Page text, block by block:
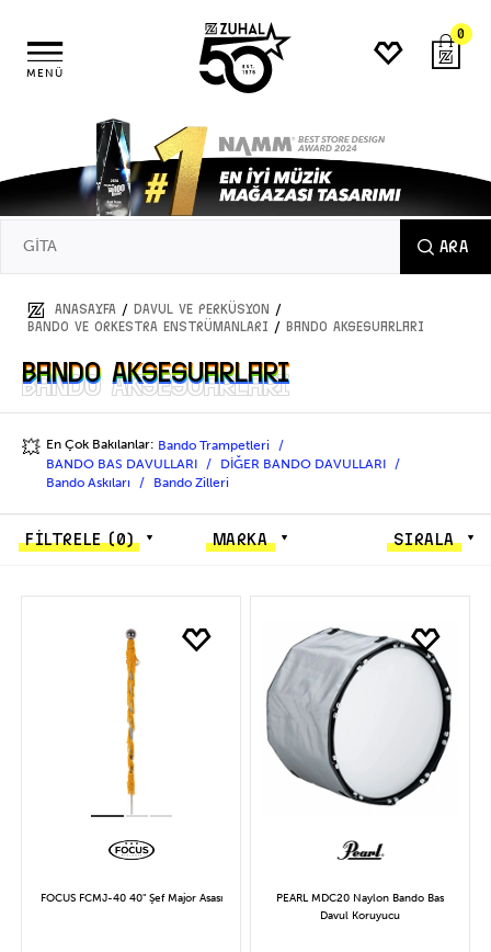
MENÜ
0
ARA
ANASAYFA / DAVUL ve PERKÜSYON /
BANDO VE ORKESTRA ENSTRÜMANLARI / Bando Aksesuarları
Bando Aksesuarları
Bando Aksesuarları
💥 En Çok Bakılanlar: Bando Trampetleri
BANDO BAS DAVULLARI
DİĞER BANDO DAVULLARI
Bando Askıları
Bando Zilleri
FİLTRELE(0) MARKA SIRALA
FOCUS FCMJ-40 40" Şef Major Asası
PEARL MDC20 Naylon Bando Bas
Davul Koruyucu